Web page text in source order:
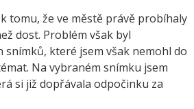
tomu, že ve městě právě probíhaly
dost. Problém však byl
snímků, které jsem však nemohl do
Na vybraném snímku jsem
si již dopřávala odpočinku za